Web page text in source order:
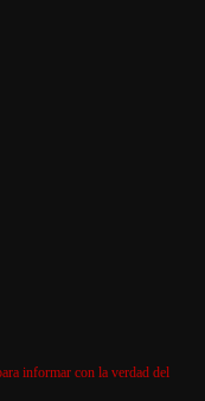
informar con la verdad del